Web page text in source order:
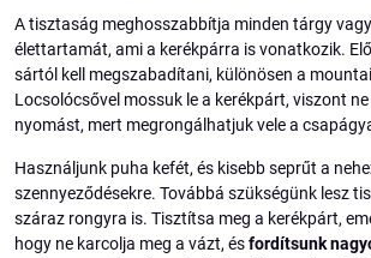
A tisztaság meghosszabbítja minden tárgy
élettartamát, ami a kerékpárra is vonatkozik.
sártól kell megszabadítani, különösen a
Locsolócsővel mossuk le a kerékpárt, viszont
nyomást, mert megrongálhatjuk vele a
Használjunk puha kefét, és kisebb seprűt a
szennyeződésekre. Továbbá szükségünk lesz
száraz rongyra is. Tisztítsa meg a kerékpárt,
hogy ne karcolja meg a vázt, ésfordítsunk